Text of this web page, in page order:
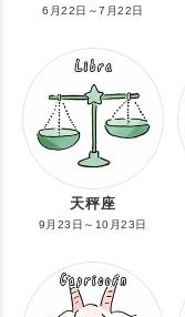
6月22日～7月22日
天秤座
9月23日～10月23日